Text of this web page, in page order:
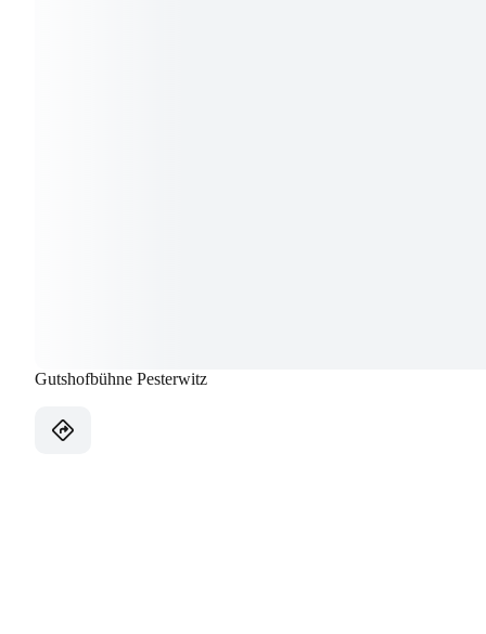
Gutshofbühne Pesterwitz